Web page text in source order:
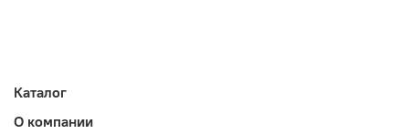
Каталог
О компании